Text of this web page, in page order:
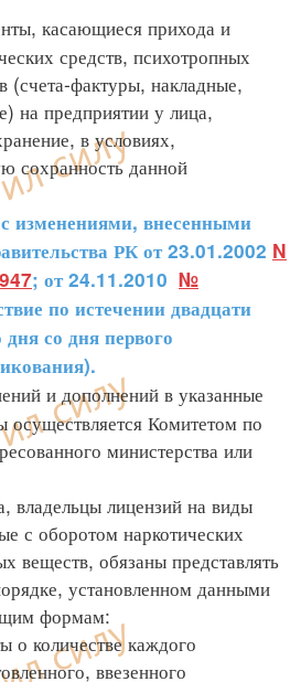
касающиеся прихода и
средств, психотропных
(счета-фактуры, накладные,
на предприятии у лица,
в условиях,
сохранность данной
внесенными
РК от 23.01.2002 N
947; от 24.11.2010 №
по истечении двадцати
со дня первого
и дополнений в указанные
осуществляется Комитетом по
министерства или
лицензий на виды
с оборотом наркотических
веществ, обязаны представлять
установленном данными
формам:
количестве каждого
ввезенного